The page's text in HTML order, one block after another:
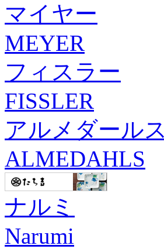
マイヤー
MEYER
フィスラー
FISSLER
アルメダールス
ALMEDAHLS
ナルミ
Narumi